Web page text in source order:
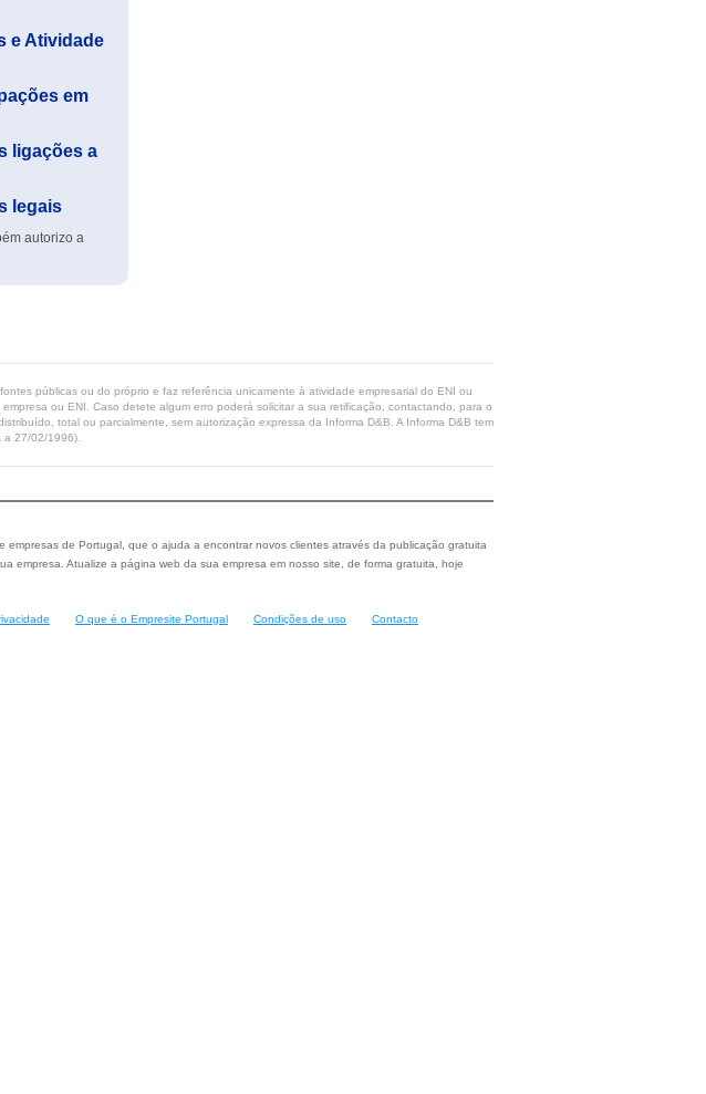
e Atividade
em
ligações a
legais
autorizo a
públicas ou do próprio e faz referência unicamente à atividade empresarial do ENI ou
ou ENI. Caso detete algum erro poderá solicitar a sua retificação, contactando, para o
total ou parcialmente, sem autorização expressa da Informa D&B. A Informa D&B tem
27/02/1996).
empresas de Portugal, que o ajuda a encontrar novos clientes através da publicação gratuita
empresa. Atualize a página web da sua empresa em nosso site, de forma gratuita, hoje
O que é o Empresite Portugal Condições de uso Contacto